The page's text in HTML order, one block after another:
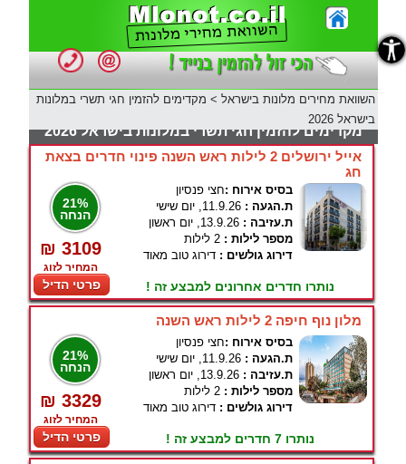
השוואת מחירים מלונות בישראל > מקדימים להזמין חגי תשרי במלונות
בישראל 2026
מקדימים להזמין חגי תשרי במלונות בישראל 2026
אייל ירושלים 2 לילות ראש השנה פינוי חדרים בצאת
חג
21%
הנחה
₪ 3109
המחיר לזוג
פרטי הדיל
בסיס אירוח :חצי פנסיון
ת.הגעה : 11.9.26, יום שישי
ת.עזיבה : 13.9.26, יום ראשון
מספר לילות : 2 לילות
דירוג גולשים : דירוג טוב מאוד
נותרו חדרים אחרונים למבצע זה !
מלון נוף חיפה 2 לילות ראש השנה
21%
הנחה
₪ 3329
המחיר לזוג
פרטי הדיל
בסיס אירוח :חצי פנסיון
ת.הגעה : 11.9.26, יום שישי
ת.עזיבה : 13.9.26, יום ראשון
מספר לילות : 2 לילות
דירוג גולשים : דירוג טוב מאוד
נותרו 7 חדרים למבצע זה !
נגישות